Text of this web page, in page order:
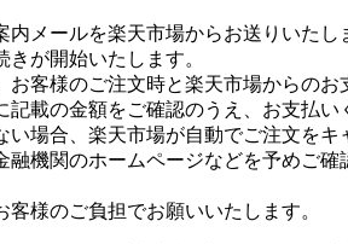
メールを楽天市場からお送りいたし
が開始いたします。
客様のご注文時と楽天市場からの
載の金額をご確認のうえ、お支払い
場合、楽天市場が自動でご注文をキ
融機関のホームページなどを予めご
様のご負担でお願いいたします。